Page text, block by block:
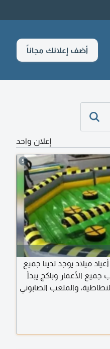
أضف إعلانك مجاناً
إعلان واحد
5
ميلاد يوجد لدينا جميع
جميع الأعمار وباكج يبدأ
النطاطية، والملعب الصابوني